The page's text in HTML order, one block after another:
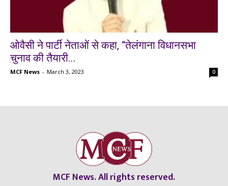
ओवैसी ने पार्टी नेताओं से कहा, ‘‘तेलंगाना विधानसभा
चुनाव की तैयारी...
MCF News - March 3, 2023 0
MCF News. All rights reserved.